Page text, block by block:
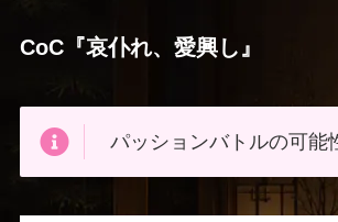
CoC『哀仆れ、愛興し』
パッションバトルの可能